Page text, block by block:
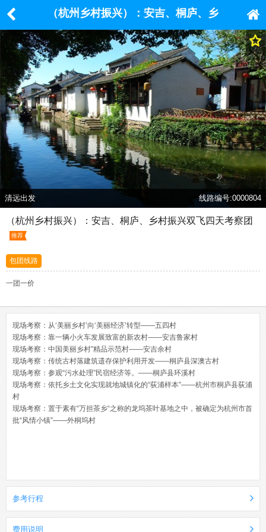
（杭州乡村振兴）：安吉、桐庐、乡
村振兴双飞四天考察团
清远出发 线路编号:0000804
（杭州乡村振兴）：安吉、桐庐、乡村振兴双飞四天考察团
推荐
包团线路
一团一价
现场考察：从‘美丽乡村’向‘美丽经济’转型——五四村
现场考察：靠一辆小火车发展致富的新农村——安吉鲁家村
现场考察：中国美丽乡村”精品示范村——安吉余村
现场考察：传统古村落建筑遗存保护利用开发——桐庐县深澳古村
现场考察：参观“污水处理”民宿经济等。——桐庐县环溪村
现场考察：依托乡土文化实现就地城镇化的“荻浦样本”——杭州市桐庐县荻浦
村
现场考察：置于素有“万担茶乡“之称的龙坞茶叶基地之中，被确定为杭州市首
批“风情小镇”——外桐坞村
参考行程
费用说明